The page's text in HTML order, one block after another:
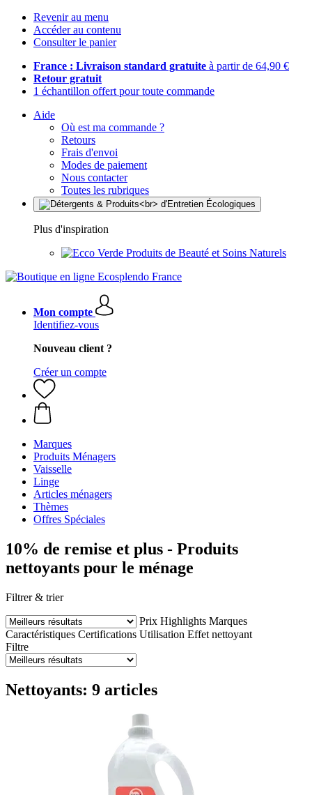
Revenir au menu
Accéder au contenu
Consulter le panier
France : Livraison standard gratuite à partir de 64,90 €
Retour gratuit
1 échantillon offert pour toute commande
Aide
Où est ma commande ?
Retours
Frais d'envoi
Modes de paiement
Nous contacter
Toutes les rubriques
Plus d'inspiration
Produits de Beauté et Soins Naturels
Mon compte
Identifiez-vous
Nouveau client ?
Créer un compte
Marques
Produits Ménagers
Vaisselle
Linge
Articles ménagers
Thèmes
Offres Spéciales
10% de remise et plus - Produits
nettoyants pour le ménage
Filtrer & trier
Prix Highlights Marques
Caractéristiques Certifications Utilisation Effet nettoyant
Filtre
Nettoyants: 9 articles